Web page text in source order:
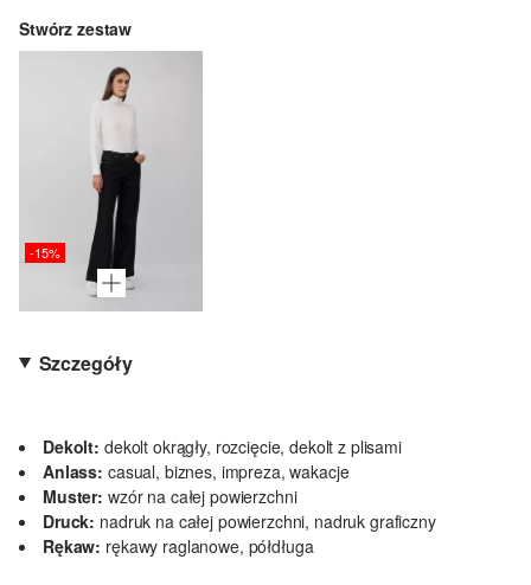
Stwórz zestaw
-15%
Szczegóły
Dekolt: dekolt okrągły, rozcięcie, dekolt z plisami
Anlass: casual, biznes, impreza, wakacje
Muster: wzór na całej powierzchni
Druck: nadruk na całej powierzchni, nadruk graficzny
Rękaw: rękawy raglanowe, półdługa